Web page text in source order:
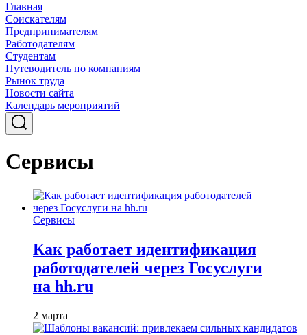
Главная
Соискателям
Предпринимателям
Работодателям
Студентам
Путеводитель по компаниям
Рынок труда
Новости сайта
Календарь мероприятий
Сервисы
Сервисы
Как работает идентификация
работодателей через Госуслуги
на hh.ru
2 марта